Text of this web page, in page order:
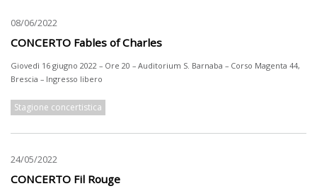
08/06/2022
CONCERTO Fables of Charles
Giovedì 16 giugno 2022 – Ore 20 – Auditorium S. Barnaba – Corso Magenta 44,
Brescia – Ingresso libero
Stagione concertistica
24/05/2022
CONCERTO Fil Rouge